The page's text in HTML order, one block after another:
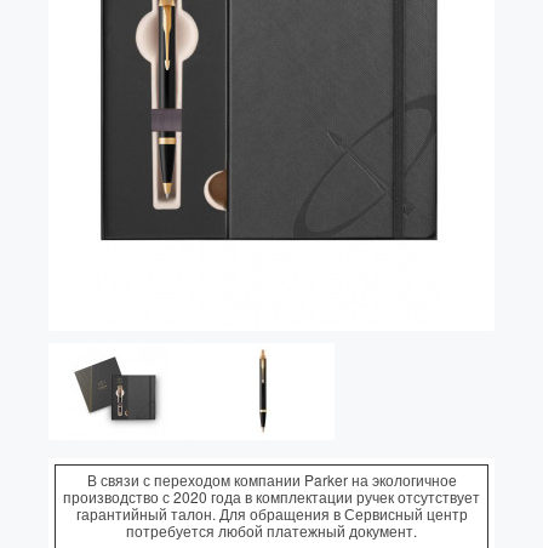
В связи с переходом компании Parker на экологичное
производство с 2020 года в комплектации ручек отсутствует
гарантийный талон. Для обращения в Сервисный центр
потребуется любой платежный документ.
Vector (от 3'156 р.)